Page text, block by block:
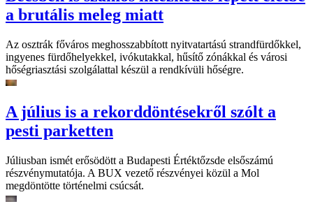
a brutális meleg miatt
Az osztrák főváros meghosszabbított nyitvatartású strandfürdőkkel,
ingyenes fürdőhelyekkel, ivókutakkal, hűsítő zónákkal és városi
hőségriasztási szolgálattal készül a rendkívüli hőségre.
A július is a rekorddöntésekről szólt a
pesti parketten
Júliusban ismét erősödött a Budapesti Értéktőzsde elsőszámú
részvénymutatója. A BUX vezető részvényei közül a Mol
megdöntötte történelmi csúcsát.